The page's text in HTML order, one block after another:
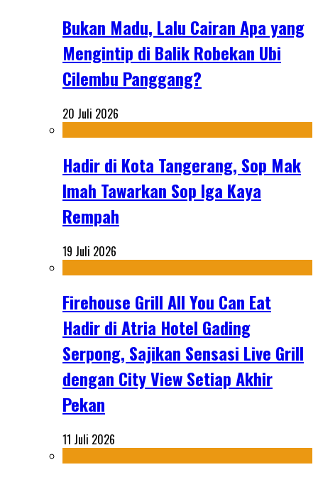
Bukan Madu, Lalu Cairan Apa yang
Mengintip di Balik Robekan Ubi
Cilembu Panggang?
20 Juli 2026
Hadir di Kota Tangerang, Sop Mak
Imah Tawarkan Sop Iga Kaya
Rempah
19 Juli 2026
Firehouse Grill All You Can Eat
Hadir di Atria Hotel Gading
Serpong, Sajikan Sensasi Live Grill
dengan City View Setiap Akhir
Pekan
11 Juli 2026